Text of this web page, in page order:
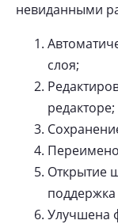
невиданными
слоя;
редакторе;
Открытие
Улучшена